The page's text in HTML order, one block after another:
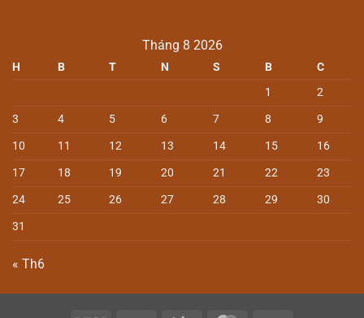
Tháng 8 2026
H B T N S B
C
1
2
3
4 5 6 7 8
9
10
11 12 13 14 15
16
17
18 19 20 21 22
23
24
25 26 27 28 29
30
31
« Th6